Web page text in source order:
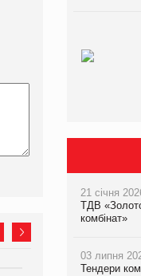
21 січня
ТДВ
комбінат»
03 липня
Тендери